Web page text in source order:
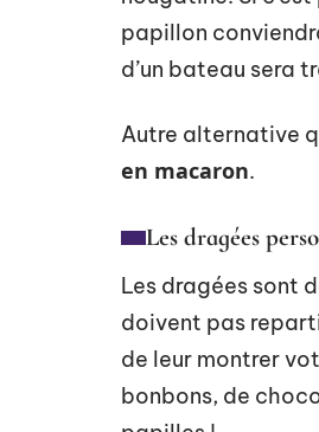
papillon
d’un bateau sera
Autre alternative
en macaron.
Les dragées
Les dragées sont
doivent pas
de leur montrer
bonbons, de